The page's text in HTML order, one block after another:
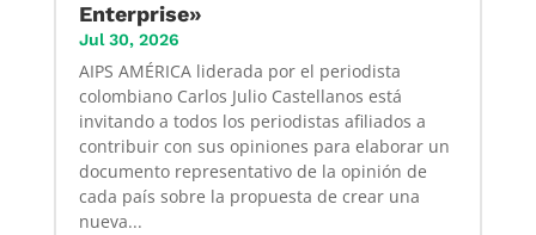
Enterprise»
Jul 30, 2026
AIPS AMÉRICA liderada por el periodista
colombiano Carlos Julio Castellanos está
invitando a todos los periodistas afiliados a
contribuir con sus opiniones para elaborar un
documento representativo de la opinión de
cada país sobre la propuesta de crear una
nueva...